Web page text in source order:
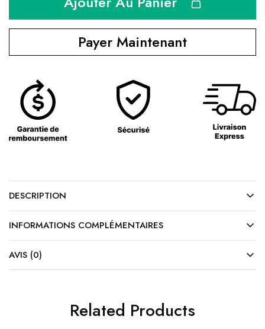
Payer Maintenant
DESCRIPTION
INFORMATIONS COMPLÉMENTAIRES
AVIS (0)
Related Products